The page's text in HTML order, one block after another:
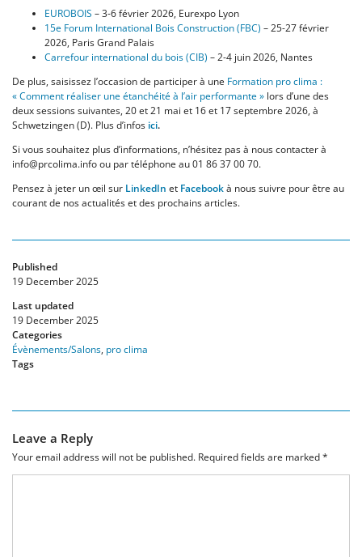
EUROBOIS – 3-6 février 2026, Eurexpo Lyon
15e Forum International Bois Construction (FBC) – 25-27 février
2026, Paris Grand Palais
Carrefour international du bois (CIB) – 2-4 juin 2026, Nantes
De plus, saisissez l’occasion de participer à une Formation pro clima :
« Comment réaliser une étanchéité à l’air performante » lors d’une des
deux sessions suivantes, 20 et 21 mai et 16 et 17 septembre 2026, à
Schwetzingen (D). Plus d’infos ici.
Si vous souhaitez plus d’informations, n’hésitez pas à nous contacter à
info@prcolima.info ou par téléphone au 01 86 37 00 70.
Pensez à jeter un œil sur LinkedIn et Facebookà nous suivre pour être au
courant de nos actualités et des prochains articles.
Published
19 December 2025
Last updated
19 December 2025
Categories
Évènements/Salons, pro clima
Tags
Leave a Reply
Your email address will not be published. Required fields are marked*